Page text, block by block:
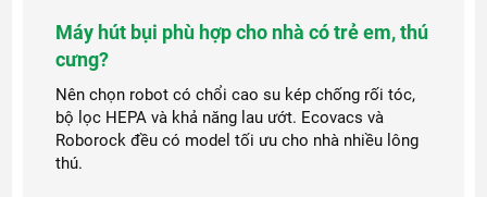
Máy hút bụi phù hợp cho nhà có trẻ em, thú
cưng?
Nên chọn robot có chổi cao su kép chống rối tóc,
bộ lọc HEPA và khả năng lau ướt. Ecovacs và
Roborock đều có model tối ưu cho nhà nhiều lông
thú.